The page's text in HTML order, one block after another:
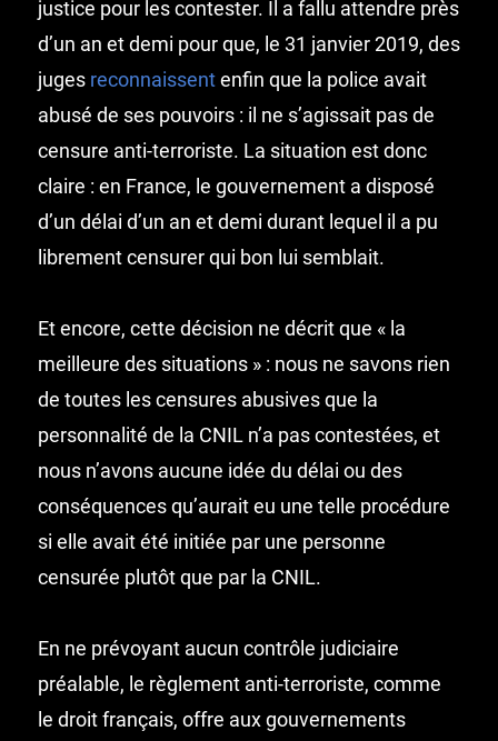
justice pour les contester. Il a fallu attendre près
d’un an et demi pour que, le 31 janvier 2019, des
juges reconnaissentenfin que la police avait
abusé de ses pouvoirs : il ne s’agissait pas de
censure anti-terroriste. La situation est donc
claire : en France, le gouvernement a disposé
d’un délai d’un an et demi durant lequel il a pu
librement censurer qui bon lui semblait.
Et encore, cette décision ne décrit que « la
meilleure des situations » : nous ne savons rien
de toutes les censures abusives que la
personnalité de la CNIL n’a pas contestées, et
nous n’avons aucune idée du délai ou des
conséquences qu’aurait eu une telle procédure
si elle avait été initiée par une personne
censurée plutôt que par la CNIL.
En ne prévoyant aucun contrôle judiciaire
préalable, le règlement anti-terroriste, comme
le droit français, offre aux gouvernements